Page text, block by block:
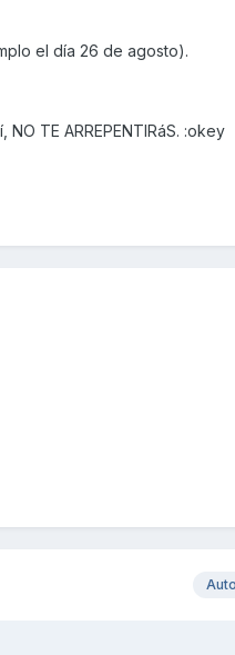
el día 26 de agosto).
TE ARREPENTIRáS. :okey